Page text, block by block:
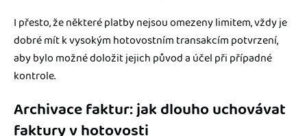
I přesto, že některé platby nejsou omezeny limitem, vždy je
dobré mít k vysokým hotovostním transakcím potvrzení,
aby bylo možné doložit jejich původ a účel při případné
kontrole.
Archivace faktur: jak dlouho uchovávat
faktury v hotovosti